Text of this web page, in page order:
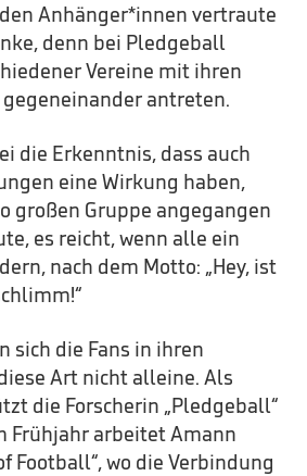
Anhänger*innen vertraute
denn bei Pledgeball
Vereine mit ihren
antreten.
die Erkenntnis, dass auch
eine Wirkung haben,
großen Gruppe angegangen
es reicht, wenn alle ein
nach dem Motto: „Hey, ist
sich die Fans in ihren
Art nicht alleine. Als
die Forscherin „Pledgeball“
Frühjahr arbeitet Amann
Football“, wo die Verbindung